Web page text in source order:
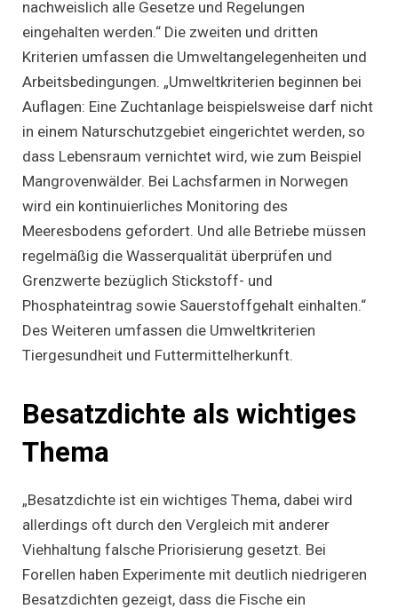
nachweislich alle Gesetze und Regelungen
eingehalten werden.“ Die zweiten und dritten
Kriterien umfassen die Umweltangelegenheiten und
Arbeitsbedingungen. „Umweltkriterien beginnen bei
Auflagen: Eine Zuchtanlage beispielsweise darf nicht
in einem Naturschutzgebiet eingerichtet werden, so
dass Lebensraum vernichtet wird, wie zum Beispiel
Mangrovenwälder. Bei Lachsfarmen in Norwegen
wird ein kontinuierliches Monitoring des
Meeresbodens gefordert. Und alle Betriebe müssen
regelmäßig die Wasserqualität überprüfen und
Grenzwerte bezüglich Stickstoff- und
Phosphateintrag sowie Sauerstoffgehalt einhalten.“
Des Weiteren umfassen die Umweltkriterien
Tiergesundheit und Futtermittelherkunft.
Besatzdichte als wichtiges
Thema
„Besatzdichte ist ein wichtiges Thema, dabei wird
allerdings oft durch den Vergleich mit anderer
Viehhaltung falsche Priorisierung gesetzt. Bei
Forellen haben Experimente mit deutlich niedrigeren
Besatzdichten gezeigt, dass die Fische ein